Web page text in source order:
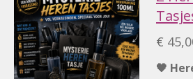
€
🖤